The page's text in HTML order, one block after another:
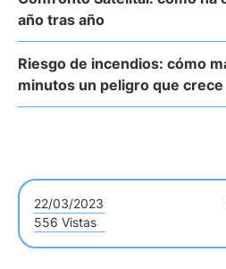
año tras año
Riesgo de incendios: cómo
minutos un peligro que crece
22/03/2023
556 Vistas